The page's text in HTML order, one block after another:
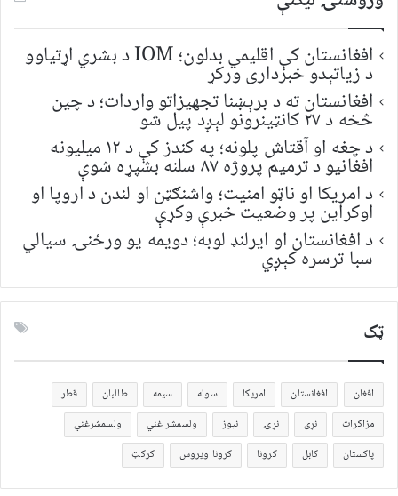
افغانستان کې اقلیمي بدلون؛ IOM د بشري اړتیاوو
د زیاتېدو خبرداری ورکړ
افغانستان ته د برېښنا تجهیزاتو واردات؛ د چین
څخه د ۲۷ کانټینرونو لېږد پیل شو
د چغه او آقتاش پلونه؛ په کندز کې د ۱۲ میلیونه
افغانیو د ترمیم پروژه ۸۷ سلنه بشپړه شوې
د امریکا او ناټو امنیت؛ واشنګټن او لندن د اروپا او
اوکراین پر وضعیت خبرې وکړې
د افغانستان او ایرلنډ لوبه؛ دویمه یو ورځنۍ سیالي
سبا ترسره کېږي
ټک
افغان افغانستان امریکا سوله سیمه طالبان
قطر
مزاکرات
نړی نړۍ نیوز ولسمشر غني
ولسمشرغني
پاکستان
کابل کرونا کرونا ویروس کرکټ